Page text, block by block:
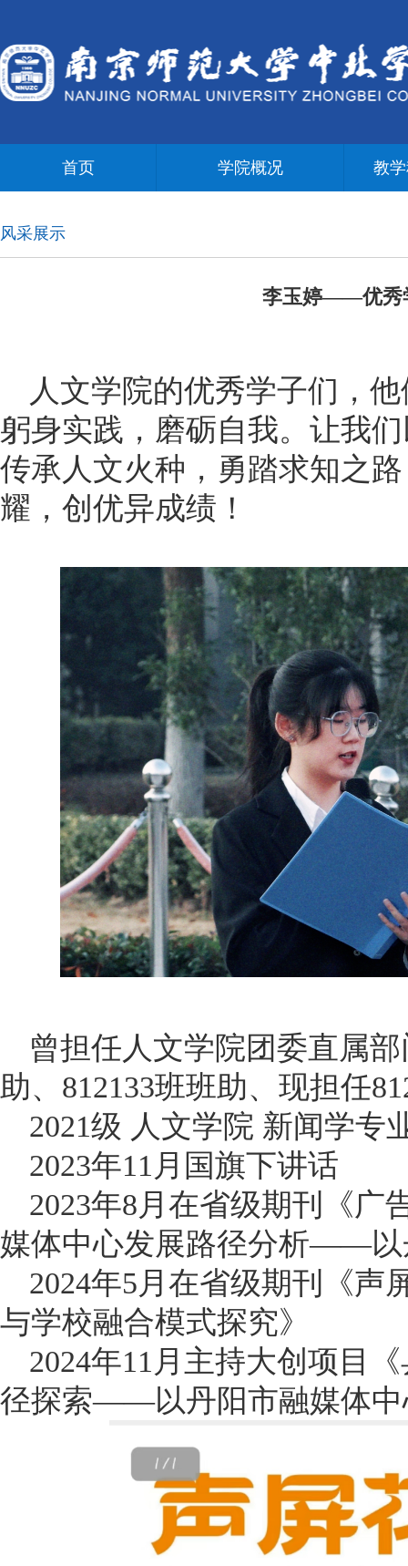
首页 学院概况 教
风采展示
李玉婷——优秀
人文学院的优秀学子们，
躬身实践，磨砺自我。让我
传承人文火种，勇踏求知之
耀，创优异成绩！
曾担任人文学院团委直属
助、812133班班助、 现担任
2021级 人文学院 新闻学专
2023年11月国旗下讲话
2023年8月在省级期刊《广
媒体中心发展路径分析——以
2024年5月在省级期刊《声
与学校融合模式探究》
2024年11月主持大创项目
径探索——以丹阳市融媒体中